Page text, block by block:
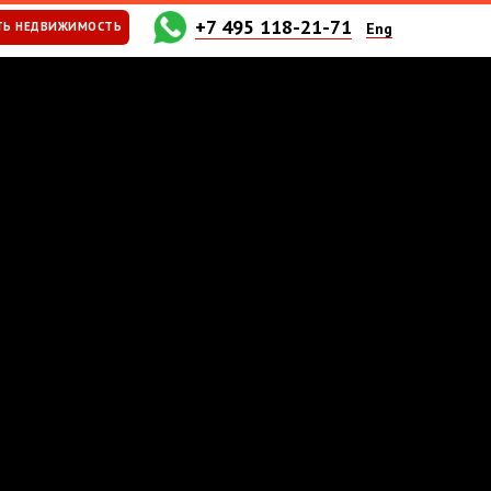
НЕДВИЖИМОСТЬ +7 495 118-21-71 Eng